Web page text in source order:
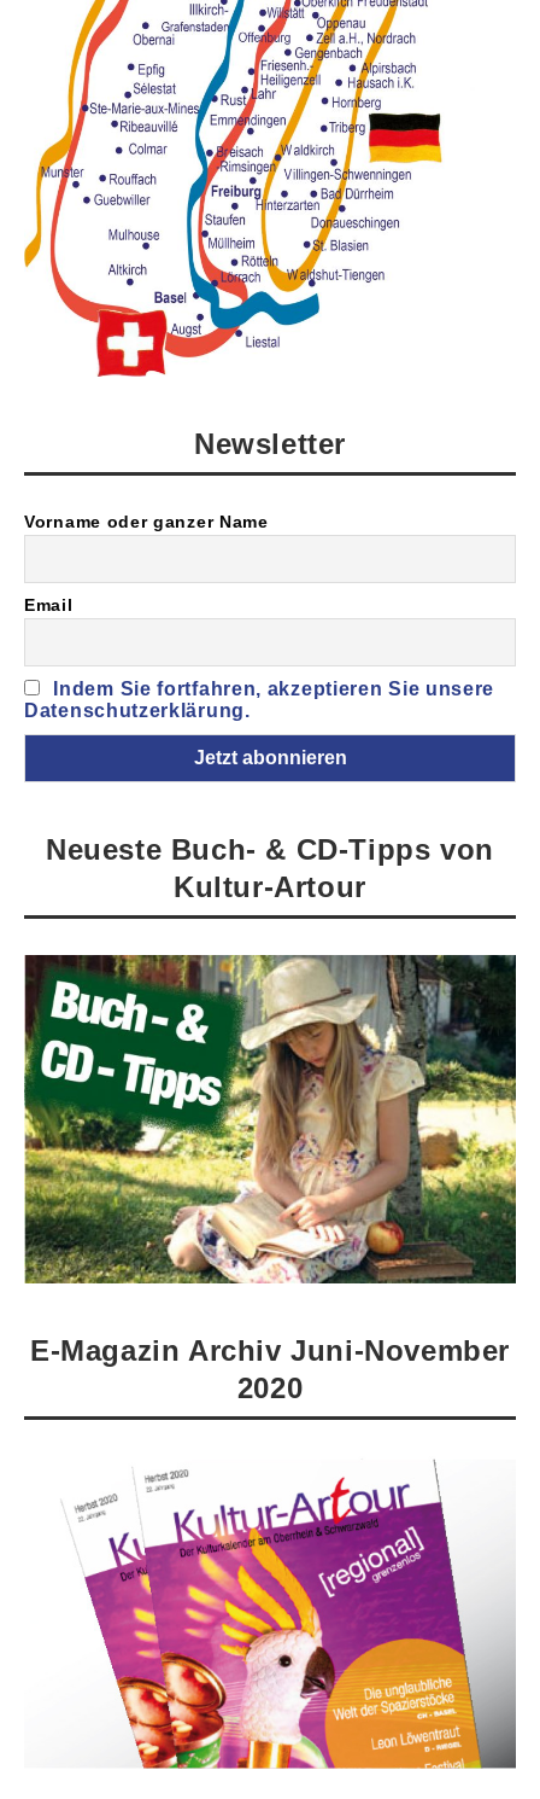
Newsletter
Vorname oder ganzer Name
Email
Indem Sie fortfahren, akzeptieren Sie unsere
Datenschutzerklärung.
Neueste Buch- & CD-Tipps von
Kultur-Artour
E-Magazin Archiv Juni-November
2020